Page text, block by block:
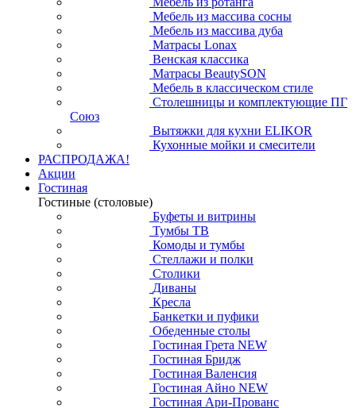
Мебель из массива сосны
Мебель из массива дуба
Матрасы Lonax
Венская классика
Матрасы BeautySON
Мебель в классическом стиле
Столешницы и комплектующие ПГ
Союз
Вытяжки для кухни ELIKOR
Кухонные мойки и смесители
РАСПРОДАЖА!
Акции
Гостиная
Гостиные (столовые)
Буфеты и витрины
Тумбы ТВ
Комоды и тумбы
Стеллажи и полки
Столики
Диваны
Кресла
Банкетки и пуфики
Обеденные столы
Гостиная Грета NEW
Гостиная Бридж
Гостиная Валенсия
Гостиная Айно NEW
Гостиная Ари-Прованс